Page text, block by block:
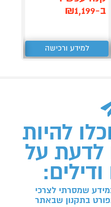
ב-₪1,199
למידע ורכישה
להיות
לדעת על
שמסרתי לצרכי
בתקנון שבאתר